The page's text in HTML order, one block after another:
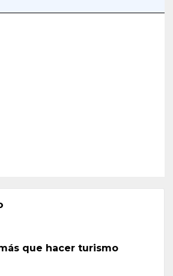
que hacer turismo